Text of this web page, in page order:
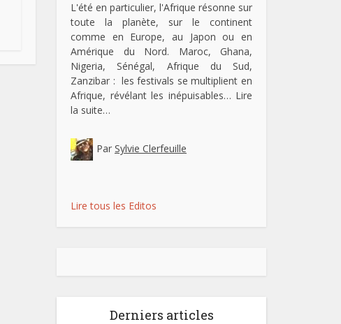
L'été en particulier, l'Afrique résonne sur
toute la planète, sur le continent
comme en Europe, au Japon ou en
Amérique du Nord. Maroc, Ghana,
Nigeria, Sénégal, Afrique du Sud,
Zanzibar : les festivals se multiplient en
Afrique, révélant les inépuisables… Lire
la suite…
Par Sylvie Clerfeuille
Lire tous les Editos
Derniers articles